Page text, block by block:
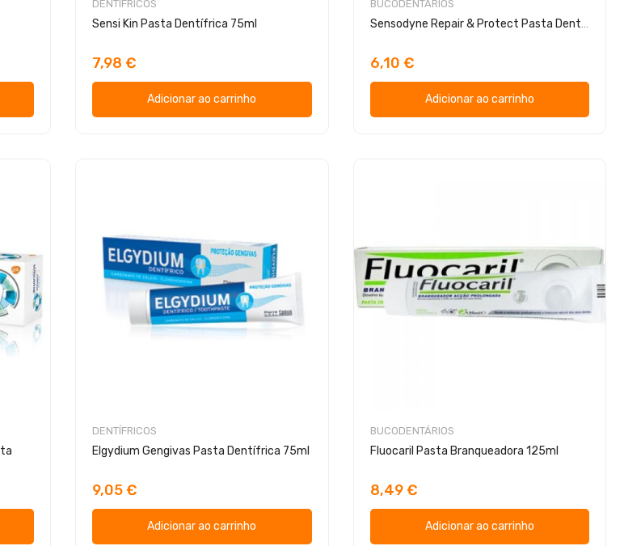
DENTÍFRICOS
Sensi Kin Pasta Dentífrica 75ml
7,98 €
Adicionar ao carrinho
BUCODENTÁRIOS
Sensodyne Repair & Protect Pasta Dentífrica 75ml
6,10 €
Adicionar ao carrinho
DENTÍFRICOS
Elgydium Gengivas Pasta Dentífrica 75ml
9,05 €
Adicionar ao carrinho
BUCODENTÁRIOS
Fluocaril Pasta Branqueadora 125ml
8,49 €
Adicionar ao carrinho